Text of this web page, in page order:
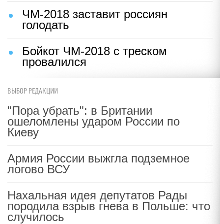
ЧМ-2018 заставит россиян
голодать
Бойкот ЧМ-2018 с треском
провалился
ВЫБОР РЕДАКЦИИ
"Пора убрать": в Британии
ошеломлены ударом России по
Киеву
Армия России выжгла подземное
логово ВСУ
Нахальная идея депутатов Рады
породила взрыв гнева в Польше: что
случилось